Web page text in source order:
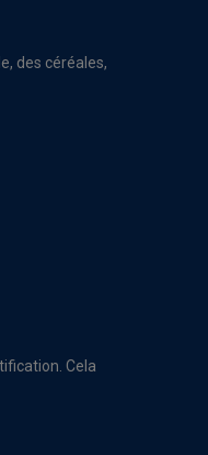
des céréales,
Cela